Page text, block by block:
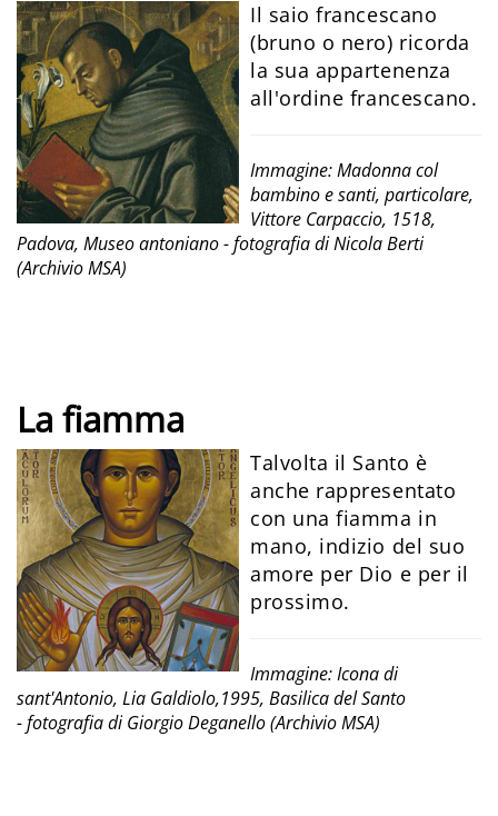
Il saio francescano
(bruno o nero) ricorda
la sua appartenenza
all'ordine francescano.
Immagine: Madonna col
bambino e santi, particolare,
Vittore Carpaccio, 1518,
Padova, Museo antoniano - fotografia di Nicola Berti
(Archivio MSA)
La fiamma
Talvolta il Santo è
anche rappresentato
con una fiamma in
mano, indizio del suo
amore per Dio e per il
prossimo.
Immagine: Icona di
sant'Antonio, Lia Galdiolo,1995, Basilica del Santo
- fotografia di Giorgio Deganello (Archivio MSA)